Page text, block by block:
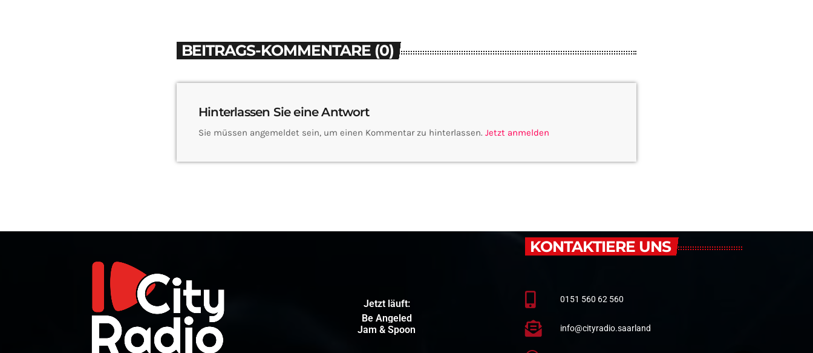
BEITRAGS-KOMMENTARE (0)
Hinterlassen Sie eine Antwort
Sie müssen angemeldet sein, um einen Kommentar zu hinterlassen. Jetzt anmelden
Jetzt läuft:
Be Angeled
Jam & Spoon
KONTAKTIERE UNS
0151 560 62 560
info@cityradio.saarland